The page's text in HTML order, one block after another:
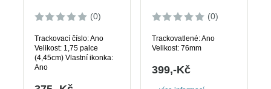
(0)
Trackovací číslo: Ano
Velikost: 1,75 palce
(4,45cm) Vlastní ikonka:
Ano
(0)
Trackovatlené: Ano
Velikost: 76mm
399,-Kč